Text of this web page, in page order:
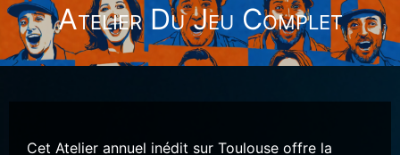
Atelier Du Jeu Complet
Cet Atelier annuel inédit sur Toulouse offre la